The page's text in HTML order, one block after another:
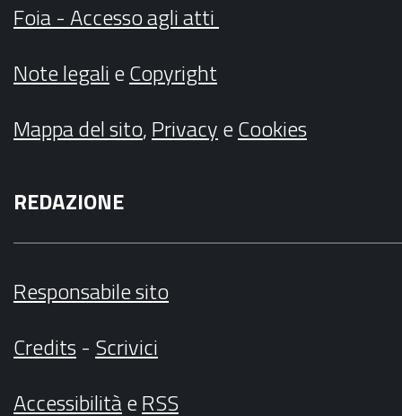
Foia - Accesso agli atti
Note legalieCopyright
Mappa del sito,PrivacyeCookies
REDAZIONE
Responsabile sito
Credits- Scrivici
AccessibilitàeRSS